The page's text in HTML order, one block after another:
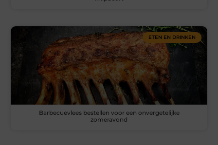
ETEN EN DRINKEN
Barbecuevlees bestellen voor een onvergetelijke
zomeravond